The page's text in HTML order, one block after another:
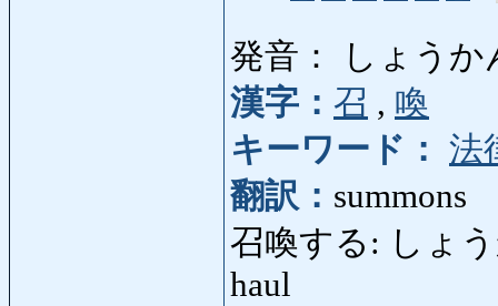
発音： しょうか
漢字： 召 , 喚
キーワード： 法
翻訳： summons
召喚する: しょう
haul